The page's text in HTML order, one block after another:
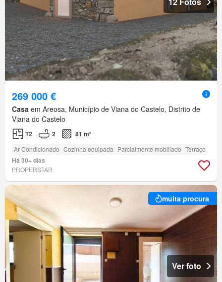
269 000 €
Casa em Areosa, Município de Viana do Castelo, Distrito de
Viana do Castelo
T2 2 81 m²
Ar Condicionado Cozinha equipada Parcialmente mobiliado Terraço
Há 30+ dias
PROPERSTAR
muita procura
Ver foto